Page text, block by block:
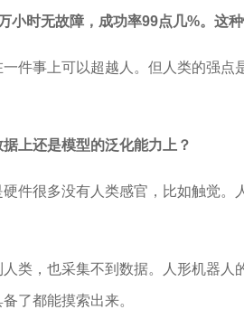
小时无故障，成功率99点几%。这
件事上可以超越人。但人类的强
上还是模型的泛化能力上？
件很多没有人类感官，比如触觉
类，也采集不到数据。人形机器
了都能摸索出来。